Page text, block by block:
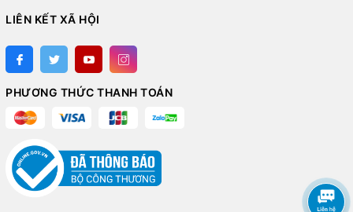
LIÊN KẾT XÃ HỘI
PHƯƠNG THỨC THANH TOÁN